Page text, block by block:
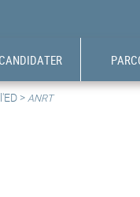
CANDIDATER
>ANRT